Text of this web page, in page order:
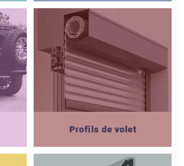
Profils de volet